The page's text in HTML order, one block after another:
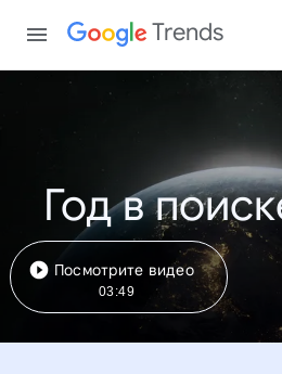
Trends
Год в
Посмотрите видео
03:49